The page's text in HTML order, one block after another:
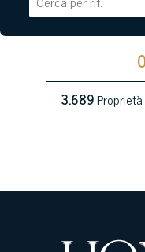
3.689